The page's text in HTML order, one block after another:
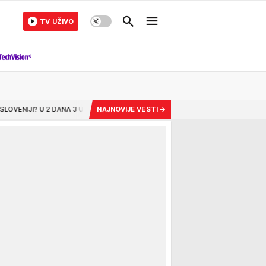
TV UŽIVO
2 DANA 3 UGRIZA OTROVNIH ZMIJA! Prvo ujeden planinar (75) - mislio da se
NAJNOVIJE VESTI →